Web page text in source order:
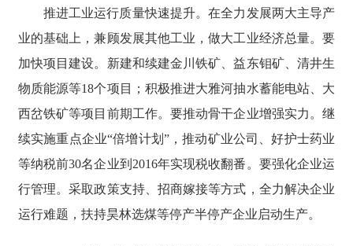
推进工业运行质量快速提升。在全力发展两大主导产
业的基础上，兼顾发展其他工业，做大工业经济总量。要
加快项目建设。新建和续建金川铁矿、益东钼矿、清井生
物质能源等18个项目；积极推进大雅河抽水蓄能电站、大
西岔铁矿等项目前期工作。要推动骨干企业增强实力。继
续实施重点企业“倍增计划”，推动矿业公司、好护士药业
等纳税前30名企业到2016年实现税收翻番。要强化企业运
行管理。采取政策支持、招商嫁接等方式，全力解决企业
运行难题，扶持昊林选煤等停产半停产企业启动生产。